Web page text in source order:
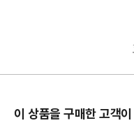
이 상품을 구매한 고객